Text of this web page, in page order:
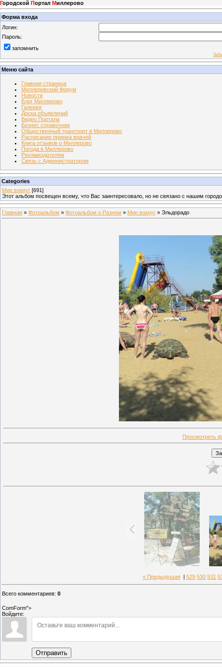
Городской Портал Миллерово
Форма входа
Логин:
Пароль:
запомнить
Меню сайта
Главная страница
Миллеровский Форум
Новости
Блог Миллерово
Галерея
Доска объявлений
Видео Портала
Бизнес справочник
Общественный транспорт в Миллерово
Расписание приема врачей
Книга отзывов о Миллерово
Погода в Миллерово
Рекламодателям
Связь с Администратором
Categories
Мир вокруг [691]
Этот альбом посвещен всему, что Вас заинтересовало, но не связано с нашим
Главная » Фотоальбом » Фотоальбом о Разном » Мир вокруг » Эльдорадо
Просмотреть
« Предыдущая 529 530 531
Всего комментариев: 0
ComForm">
Войдите:
Отправить